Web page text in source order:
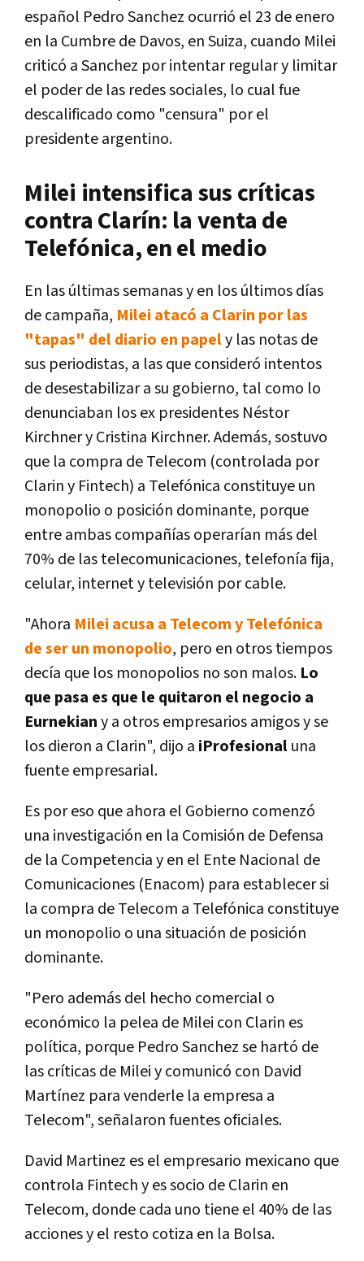
español Pedro Sanchez ocurrió el 23 de enero
en la Cumbre de Davos, en Suiza, cuando Milei
criticó a Sanchez por intentar regular y limitar
el poder de las redes sociales, lo cual fue
descalificado como "censura" por el
presidente argentino.
Milei intensifica sus críticas
contra Clarín: la venta de
Telefónica, en el medio
En las últimas semanas y en los últimos días
de campaña, Milei atacó a Clarin por las
"tapas" del diario en papely las notas de
sus periodistas, a las que consideró intentos
de desestabilizar a su gobierno, tal como lo
denunciaban los ex presidentes Néstor
Kirchner y Cristina Kirchner. Además, sostuvo
que la compra de Telecom (controlada por
Clarin y Fintech) a Telefónica constituye un
monopolio o posición dominante, porque
entre ambas compañías operarían más del
70% de las telecomunicaciones, telefonía fija,
celular, internet y televisión por cable.
"Ahora Milei acusa a Telecom y Telefónica
de ser un monopolio, pero en otros tiempos
decía que los monopolios no son malos. Lo
que pasa es que le quitaron el negocio a
Eurnekiany a otros empresarios amigos y se
los dieron a Clarin", dijo a iProfesionaluna
fuente empresarial.
Es por eso que ahora el Gobierno comenzó
una investigación en la Comisión de Defensa
de la Competencia y en el Ente Nacional de
Comunicaciones (Enacom) para establecer si
la compra de Telecom a Telefónica constituye
un monopolio o una situación de posición
dominante.
"Pero además del hecho comercial o
económico la pelea de Milei con Clarin es
política, porque Pedro Sanchez se hartó de
las críticas de Milei y comunicó con David
Martínez para venderle la empresa a
Telecom", señalaron fuentes oficiales.
David Martinez es el empresario mexicano que
controla Fintech y es socio de Clarin en
Telecom, donde cada uno tiene el 40% de las
acciones y el resto cotiza en la Bolsa.